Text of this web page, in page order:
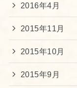
2016年4月
2015年11月
2015年10月
2015年9月